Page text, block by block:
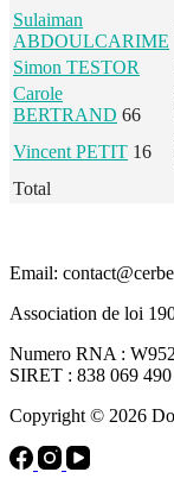
Sulaiman
ABDOULCARIME
Simon TESTOR
Carole
BERTRAND 66
Vincent PETIT 16
Total
Email:
Association de loi
Numero RNA :
SIRET : 838 069
Copyright © 2026